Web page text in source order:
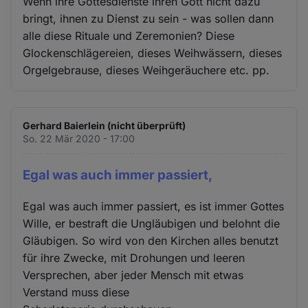
bringt, ihnen zu Dienst zu sein - was sollen dann
alle diese Rituale und Zeremonien? Diese
Glockenschlägereien, dieses Weihwässern, dieses
Orgelgebrause, dieses Weihgeräuchere etc. pp.
Gerhard Baierlein (nicht überprüft)
So. 22 Mär 2020 - 17:00
Egal was auch immer passiert,
Egal was auch immer passiert, es ist immer Gottes
Wille, er bestraft die Ungläubigen und belohnt die
Gläubigen. So wird von den Kirchen alles benutzt
für ihre Zwecke, mit Drohungen und leeren
Versprechen, aber jeder Mensch mit etwas
Verstand muss diese